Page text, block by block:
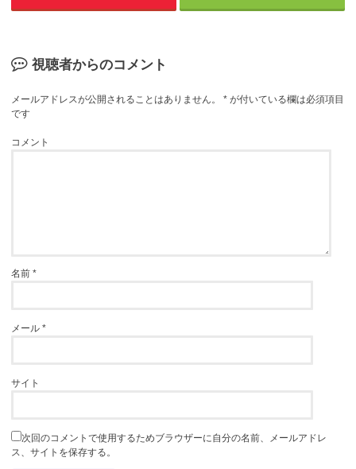
視聴者からのコメント
メールアドレスが公開されることはありません。 * が付いている欄は必須項目
です
コメント
名前*
メール*
サイト
次回のコメントで使用するためブラウザーに自分の名前、メールアドレ
ス、サイトを保存する。